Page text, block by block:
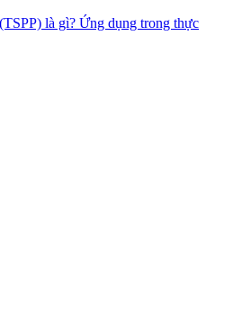
là gì? Ứng dụng trong thực